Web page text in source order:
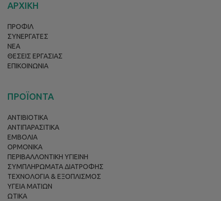
ΑΡΧΙΚΗ
ΠΡΟΦΙΛ
ΣΥΝΕΡΓΑΤΕΣ
ΝΕΑ
ΘΕΣΕΙΣ ΕΡΓΑΣΙΑΣ
ΕΠΙΚΟΙΝΩΝΙΑ
ΠΡΟΪΟΝΤΑ
ΑΝΤΙΒΙΟΤΙΚΑ
ΑΝΤΙΠΑΡΑΣΙΤΙΚΑ
ΕΜΒΟΛΙΑ
ΟΡΜΟΝΙΚΑ
ΠΕΡΙΒΑΛΛΟΝΤΙΚΗ ΥΓΙΕΙΝΗ
ΣΥΜΠΛΗΡΩΜΑΤΑ ΔΙΑΤΡΟΦΗΣ
ΤΕΧΝΟΛΟΓΙΑ & ΕΞΟΠΛΙΣΜΟΣ
ΥΓΕΙΑ ΜΑΤΙΩΝ
ΩΤΙΚΑ